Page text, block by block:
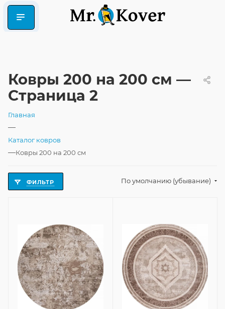
Ковры 200 на 200 см —
Страница 2
Главная
—
Каталог ковров
—Ковры 200 на 200 см
ФИЛЬТР По умолчанию (убывание)